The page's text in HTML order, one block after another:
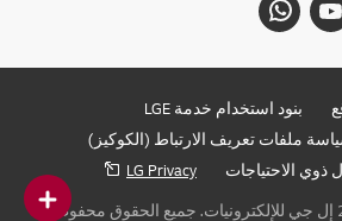
بنود استخدام خدمة LGE
ملفات تعريف الارتباط (الكوكيز)
ذوي الاحتياجات
LG Privacy